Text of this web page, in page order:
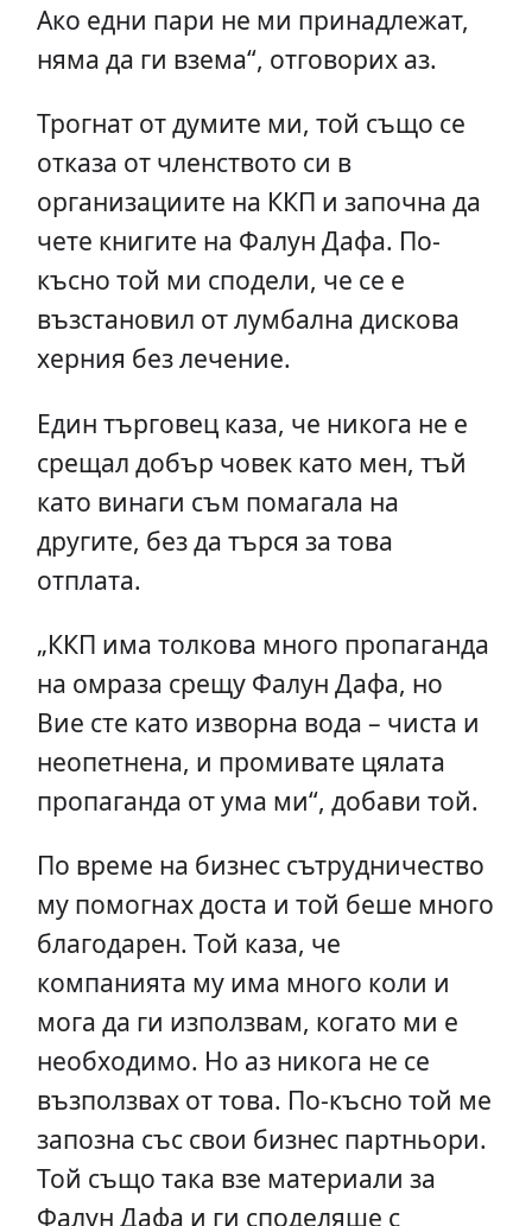
Ако едни пари не ми принадлежат,
няма да ги взема“, отговорих аз.
Трогнат от думите ми, той също се
отказа от членството си в
организациите на ККП и започна да
чете книгите на Фалун Дафа. По-
късно той ми сподели, че се е
възстановил от лумбална дискова
херния без лечение.
Един търговец каза, че никога не е
срещал добър човек като мен, тъй
като винаги съм помагала на
другите, без да търся за това
отплата.
„ККП има толкова много пропаганда
на омраза срещу Фалун Дафа, но
Вие сте като изворна вода – чиста и
неопетнена, и промивате цялата
пропаганда от ума ми“, добави той.
По време на бизнес сътрудничество
му помогнах доста и той беше много
благодарен. Той каза, че
компанията му има много коли и
мога да ги използвам, когато ми е
необходимо. Но аз никога не се
възползвах от това. По-късно той ме
запозна със свои бизнес партньори.
Той също така взе материали за
Фалун Дафа и ги споделяше с